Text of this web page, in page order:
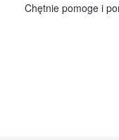
Chętnie pomoge i